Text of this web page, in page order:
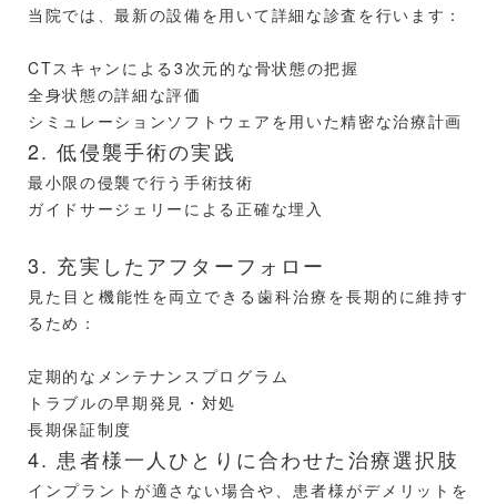
当院では、最新の設備を用いて詳細な診査を行います：
CTスキャンによる3次元的な骨状態の把握
全身状態の詳細な評価
シミュレーションソフトウェアを用いた精密な治療計画
2. 低侵襲手術の実践
最小限の侵襲で行う手術技術
ガイドサージェリーによる正確な埋入
3. 充実したアフターフォロー
見た目と機能性を両立できる歯科治療を長期的に維持す
るため：
定期的なメンテナンスプログラム
トラブルの早期発見・対処
長期保証制度
4. 患者様一人ひとりに合わせた治療選択肢
インプラントが適さない場合や、患者様がデメリットを